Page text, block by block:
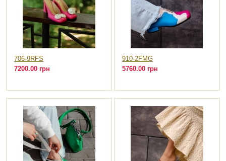
706-9RFS
7200.00 грн
910-2FMG
5760.00 грн